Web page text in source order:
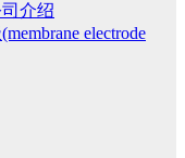
介绍
electrode